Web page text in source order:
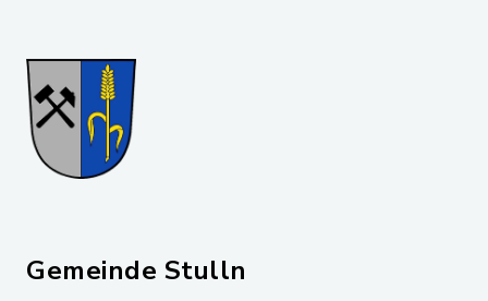
Gemeinde Stulln